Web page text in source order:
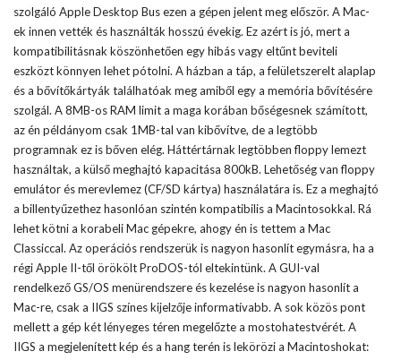
szolgáló Apple Desktop Bus ezen a gépen jelent meg először. A Mac-
ek innen vették és használták hosszú évekig. Ez azért is jó, mert a
kompatibilitásnak köszönhetően egy hibás vagy eltűnt beviteli
eszközt könnyen lehet pótolni. A házban a táp, a felületszerelt alaplap
és a bővítőkártyák találhatóak meg amiből egy a memória bővítésére
szolgál. A 8MB-os RAM limit a maga korában bőségesnek számított,
az én példányom csak 1MB-tal van kibővítve, de a legtöbb
programnak ez is bőven elég. Háttértárnak legtöbben floppy lemezt
használtak, a külső meghajtó kapacitása 800kB. Lehetőség van floppy
emulátor és merevlemez (CF/SD kártya) használatára is. Ez a meghajtó
a billentyűzethez hasonlóan szintén kompatibilis a Macintosokkal. Rá
lehet kötni a korabeli Mac gépekre, ahogy én is tettem a Mac
Classiccal. Az operációs rendszerük is nagyon hasonlít egymásra, ha a
régi Apple II-től örökölt ProDOS-tól eltekintünk. A GUI-val
rendelkező GS/OS menürendszere és kezelése is nagyon hasonlít a
Mac-re, csak a IIGS színes kijelzője informatívabb. A sok közös pont
mellett a gép két lényeges téren megelőzte a mostohatestvérét. A
IIGS a megjelenített kép és a hang terén is lekörözi a Macintoshokat: